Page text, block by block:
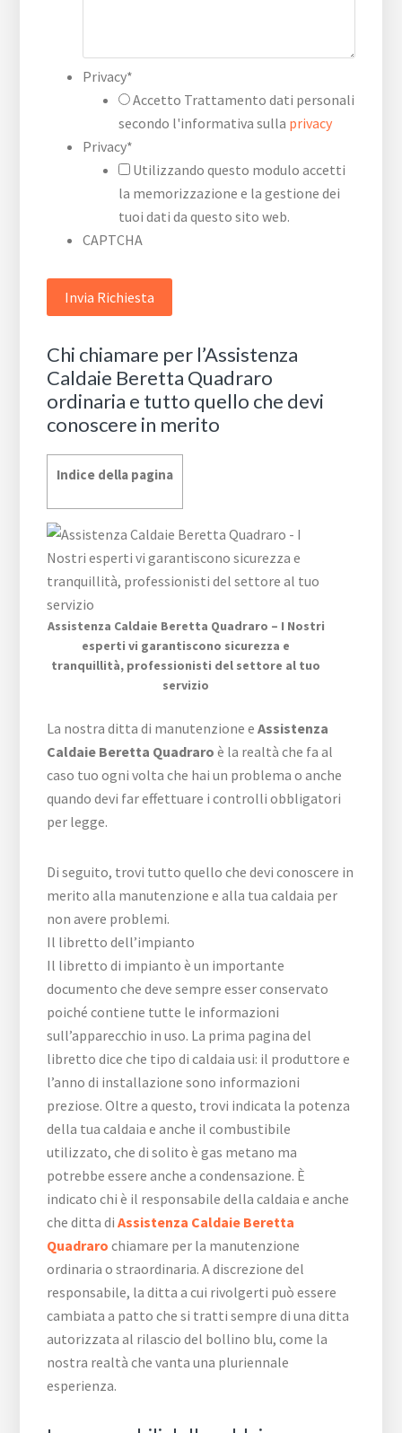
Privacy*
Accetto Trattamento dati personali
secondo l'informativa sulla privacy
Privacy*
Utilizzando questo modulo accetti
la memorizzazione e la gestione dei
tuoi dati da questo sito web.
CAPTCHA
Chi chiamare per l’Assistenza
Caldaie Beretta Quadraro
ordinaria e tutto quello che devi
conoscere in merito
Indice della pagina
Assistenza Caldaie Beretta Quadraro – I Nostri
esperti vi garantiscono sicurezza e
tranquillità, professionisti del settore al tuo
servizio
La nostra ditta di manutenzione eAssistenza
Caldaie Beretta Quadraro è la realtà che fa al
caso tuo ogni volta che hai un problema o anche
quando devi far effettuare i controlli obbligatori
per legge.
Di seguito, trovi tutto quello che devi conoscere in
merito alla manutenzione e alla tua caldaia per
non avere problemi.
Il libretto dell’impianto
Il libretto di impianto è un importante
documento che deve sempre esser conservato
poiché contiene tutte le informazioni
sull’apparecchio in uso. La prima pagina del
libretto dice che tipo di caldaia usi: il produttore e
l’anno di installazione sono informazioni
preziose. Oltre a questo, trovi indicata la potenza
della tua caldaia e anche il combustibile
utilizzato, che di solito è gas metano ma
potrebbe essere anche a condensazione. È
indicato chi è il responsabile della caldaia e anche
che ditta diAssistenza Caldaie Beretta
Quadraro chiamare per la manutenzione
ordinaria o straordinaria. A discrezione del
responsabile, la ditta a cui rivolgerti può essere
cambiata a patto che si tratti sempre di una ditta
autorizzata al rilascio del bollino blu, come la
nostra realtà che vanta una pluriennale
esperienza.